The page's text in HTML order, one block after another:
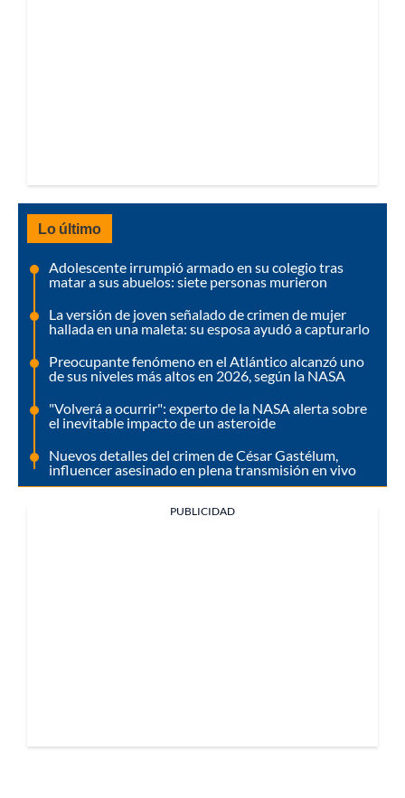
Lo último
Adolescente irrumpió armado en su colegio tras
matar a sus abuelos: siete personas murieron
La versión de joven señalado de crimen de mujer
hallada en una maleta: su esposa ayudó a capturarlo
Preocupante fenómeno en el Atlántico alcanzó uno
de sus niveles más altos en 2026, según la NASA
"Volverá a ocurrir": experto de la NASA alerta sobre
el inevitable impacto de un asteroide
Nuevos detalles del crimen de César Gastélum,
influencer asesinado en plena transmisión en vivo
PUBLICIDAD